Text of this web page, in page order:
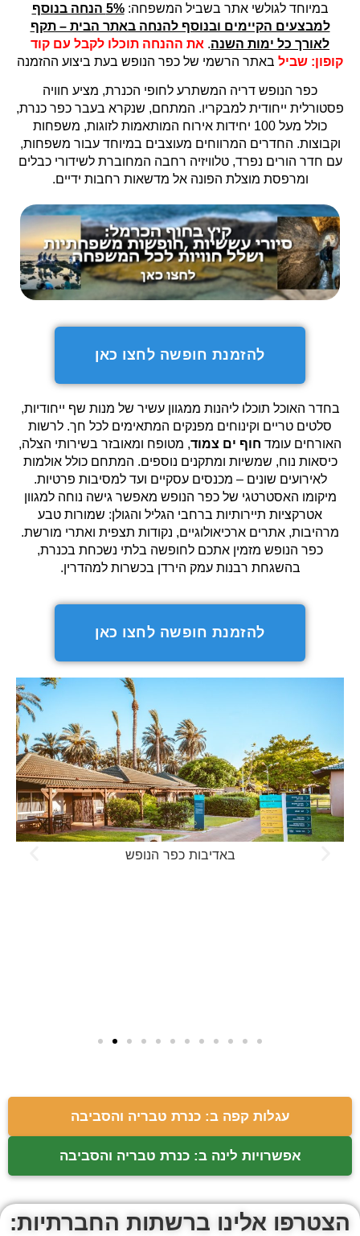
במיוחד לגולשי אתר בשביל המשפחה:
5% הנחה בנוסף
למבצעים הקיימים ובנוסף להנחה באתר הבית – תקף
לאורך כל ימות השנה. את ההנחה תוכלו לקבל עם קוד
קופון: שביל באתר הרשמי של כפר הנופש בעת ביצוע ההזמנה
כפר הנופש דריה המשתרע לחופי הכנרת, מציע חוויה
פסטורלית ייחודית למבקריו. המתחם, שנקרא בעבר כפר כנרת,
כולל מעל 100 יחידות אירוח המותאמות לזוגות, משפחות
וקבוצות. החדרים המרווחים מעוצבים במיוחד עבור משפחות,
עם חדר הורים נפרד, טלוויזיה רחבה המחוברת לשידורי כבלים
ומרפסת מוצלת הפונה אל מדשאות רחבות ידיים.
להזמנת חופשה לחצו כאן
בחדר האוכל תוכלו ליהנות ממגוון עשיר של מנות שף ייחודיות,
סלטים טריים וקינוחים מפנקים המתאימים לכל חך. לרשות
האורחים עומד חוף ים צמוד, מטופח ומאובזר בשירותי הצלה,
כיסאות נוח, שמשיות ומתקנים נוספים. המתחם כולל אולמות
לאירועים שונים – מכנסים עסקיים ועד למסיבות פרטיות.
מיקומו האסטרטגי של כפר הנופש מאפשר גישה נוחה למגוון
אטרקציות תיירותיות ברחבי הגליל והגולן: שמורות טבע
מרהיבות, אתרים ארכיאולוגיים, נקודות תצפית ואתרי מורשת.
כפר הנופש מזמין אתכם לחופשה בלתי נשכחת בכנרת,
בהשגחת רבנות עמק הירדן בכשרות למהדרין.
להזמנת חופשה לחצו כאן
באדיבות כפר הנופש
עגלות קפה ב: כנרת טבריה והסביבה
אפשרויות לינה ב: כנרת טבריה והסביבה
הצטרפו אלינו ברשתות החברתיות: